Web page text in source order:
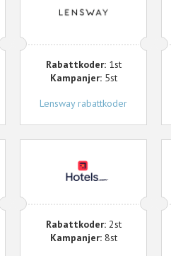
Rabattkoder:1st
Kampanjer:5st
Lensway rabattkoder
Rabattkoder:2st
Kampanjer:8st